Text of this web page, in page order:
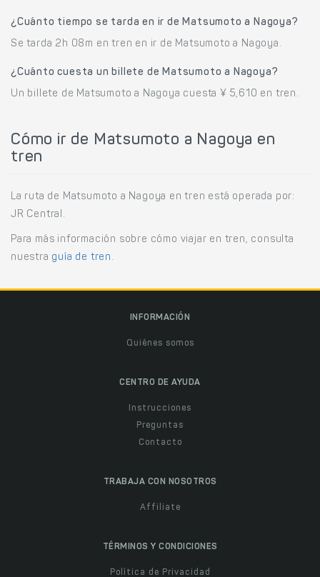
¿Cuánto tiempo se tarda en ir de Matsumoto a Nagoya?
Se tarda 2h 08m en tren en ir de Matsumoto a Nagoya.
¿Cuánto cuesta un billete de Matsumoto a Nagoya?
Un billete de Matsumoto a Nagoya cuesta ¥ 5,610 en tren.
Cómo ir de Matsumoto a Nagoya en
tren
La ruta de Matsumoto a Nagoya en tren está operada por:
JR Central.
Para más información sobre cómo viajar en tren, consulta
nuestra guía de tren .
INFORMACIÓN
Quiénes somos
CENTRO DE AYUDA
Instrucciones
Preguntas
Contacto
TRABAJA CON NOSOTROS
Affiliate
TÉRMINOS Y CONDICIONES
Política de Privacidad